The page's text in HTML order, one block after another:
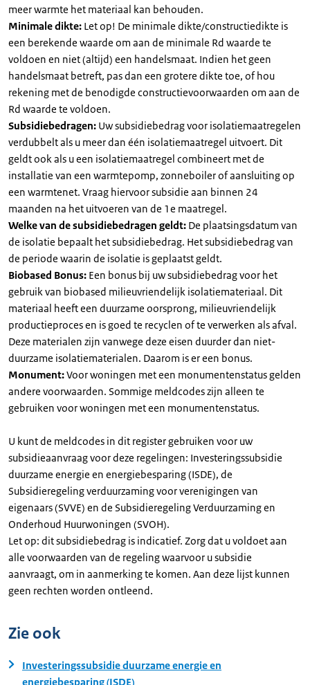
meer warmte het materiaal kan behouden.
Minimale dikte: Let op! De minimale dikte/constructiedikte is
een berekende waarde om aan de minimale Rd waarde te
voldoen en niet (altijd) een handelsmaat. Indien het geen
handelsmaat betreft, pas dan een grotere dikte toe, of hou
rekening met de benodigde constructievoorwaarden om aan de
Rd waarde te voldoen.
Subsidiebedragen: Uw subsidiebedrag voor isolatiemaatregelen
verdubbelt als u meer dan één isolatiemaatregel uitvoert. Dit
geldt ook als u een isolatiemaatregel combineert met de
installatie van een warmtepomp, zonneboiler of aansluiting op
een warmtenet. Vraag hiervoor subsidie aan binnen 24
maanden na het uitvoeren van de 1e maatregel.
Welke van de subsidiebedragen geldt: De plaatsingsdatum van
de isolatie bepaalt het subsidiebedrag. Het subsidiebedrag van
de periode waarin de isolatie is geplaatst geldt.
Biobased Bonus: Een bonus bij uw subsidiebedrag voor het
gebruik van biobased milieuvriendelijk isolatiemateriaal. Dit
materiaal heeft een duurzame oorsprong, milieuvriendelijk
productieproces en is goed te recyclen of te verwerken als afval.
Deze materialen zijn vanwege deze eisen duurder dan niet-
duurzame isolatiematerialen. Daarom is er een bonus.
Monument:Voor woningen met een monumentenstatus gelden
andere voorwaarden. Sommige meldcodes zijn alleen te
gebruiken voor woningen met een monumentenstatus.
U kunt de meldcodes in dit register gebruiken voor uw
subsidieaanvraag voor deze regelingen: Investeringssubsidie
duurzame energie en energiebesparing (ISDE), de
Subsidieregeling verduurzaming voor verenigingen van
eigenaars (SVVE) en de Subsidieregeling Verduurzaming en
Onderhoud Huurwoningen (SVOH).
Let op: dit subsidiebedrag is indicatief. Zorg dat u voldoet aan
alle voorwaarden van de regeling waarvoor u subsidie
aanvraagt, om in aanmerking te komen. Aan deze lijst kunnen
geen rechten worden ontleend.
Zie ook
Investeringssubsidie duurzame energie en
energiebesparing (ISDE)